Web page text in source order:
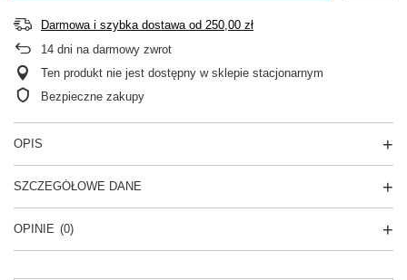
Darmowa i szybka dostawaod 250,00 zł
14 dni na darmowy zwrot
Ten produkt nie jest dostępny w sklepie stacjonarnym
Bezpieczne zakupy
OPIS
SZCZEGÓŁOWE DANE
OPINIE (0)